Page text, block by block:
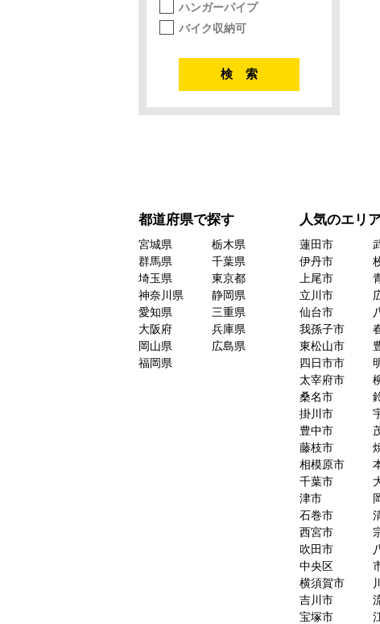
ハンガーパイプ
バイク収納可
都道府県で探す
宮城県
栃木県
群馬県
千葉県
埼玉県
東京都
神奈川県
静岡県
愛知県
三重県
大阪府
兵庫県
岡山県
広島県
福岡県
人気のエリ
蓮田市
伊丹市
上尾市
立川市
仙台市
我孫子市
東松山市
四日市市
太宰府市
桑名市
掛川市
豊中市
藤枝市
相模原市
千葉市
津市
石巻市
西宮市
吹田市
中央区
横須賀市
吉川市
宝塚市